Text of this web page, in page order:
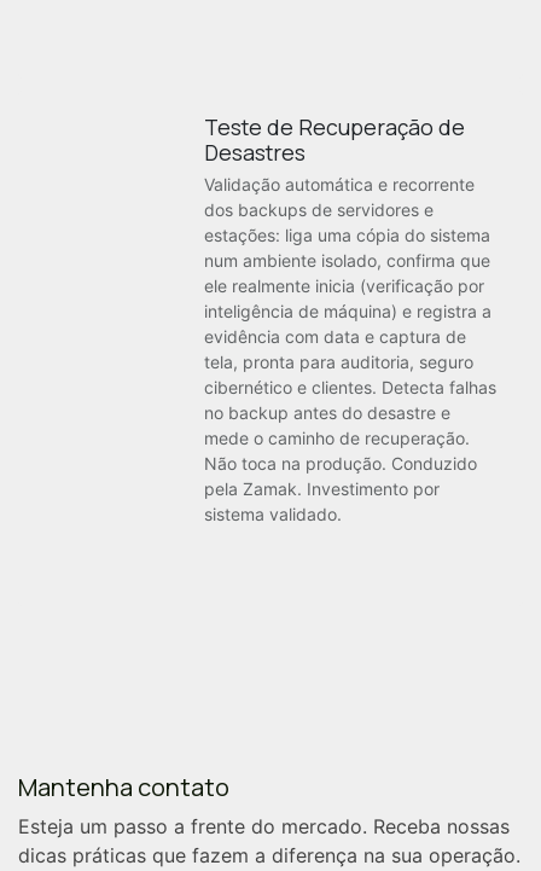
Teste de Recuperação de
Desastres
Validação automática e recorrente
dos backups de servidores e
estações: liga uma cópia do sistema
num ambiente isolado, confirma que
ele realmente inicia (verificação por
inteligência de máquina) e registra a
evidência com data e captura de
tela, pronta para auditoria, seguro
cibernético e clientes. Detecta falhas
no backup antes do desastre e
mede o caminho de recuperação.
Não toca na produção. Conduzido
pela Zamak. Investimento por
sistema validado.
Mantenha contato
Esteja um passo a frente do mercado. Receba nossas
dicas práticas que fazem a diferença na sua operação.